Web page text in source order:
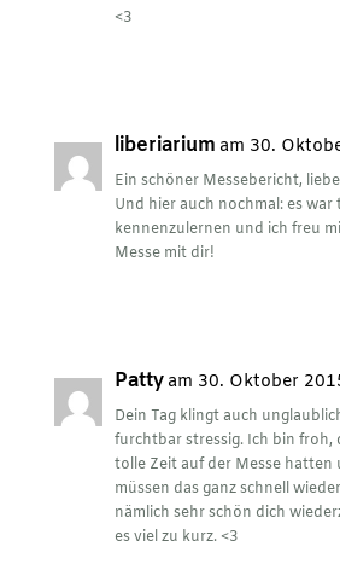
<3
liberiarium am 30.
Ein schöner Messebericht, liebe
Und hier auch nochmal: es war
kennenzulernen und ich freu
Messe mit dir!
Patty am 30. Oktober
Dein Tag klingt auch
furchtbar stressig. Ich bin froh,
tolle Zeit auf der Messe hatten
müssen das ganz schnell
nämlich sehr schön dich
es viel zu kurz. <3